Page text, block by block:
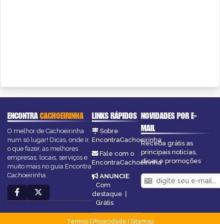
ENCONTRACACHOEIRINHA
O melhor de Cachoeirinha
num só lugar! Dicas, onde ir,
o que fazer, as melhores
empresas, locais, serviços e
muito mais no guia Encontra
Cachoeirinha.
LINKS RÁPIDOS
Sobre
EncontraCachoeirinha
Fale com o
EncontraCachoeirinha
ANUNCIE:
Com
destaque |
Grátis
NOVIDADES POR E-
MAIL
Receba grátis as
principais notícias,
dicas e promoções
Termos| Privacidade
Sitemap